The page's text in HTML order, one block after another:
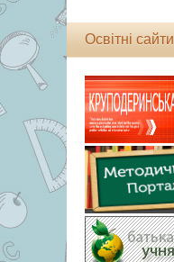
Освітні сайти